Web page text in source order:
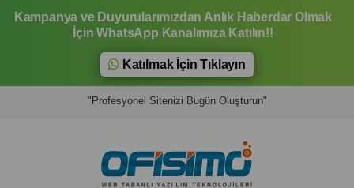
Kampanya ve Duyurularımızdan Anlık Haberdar Olmak
İçin WhatsApp Kanalımıza Katılın!!
Katılmak İçin Tıklayın
"Profesyonel Sitenizi Bugün Oluşturun"